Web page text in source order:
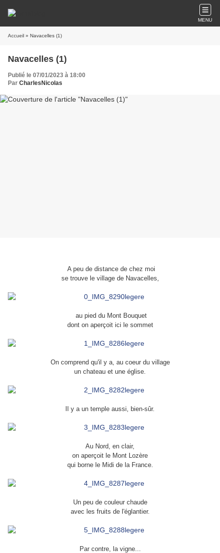
MENU
Accueil » Navacelles (1)
Navacelles (1)
Publié le 07/01/2023 à 18:00
Par CharlesNicolas
A peu de distance de chez moi
se trouve le village de Navacelles,
au pied du Mont Bouquet
dont on aperçoit ici le sommet
On comprend qu'il y a, au coeur du village
un chateau et une église.
Il y a un temple aussi, bien-sûr.
Au Nord, en clair,
on aperçoit le Mont Lozère
qui borne le Midi de la France.
Un peu de couleur chaude
avec les fruits de l'églantier.
Par contre, la vigne...